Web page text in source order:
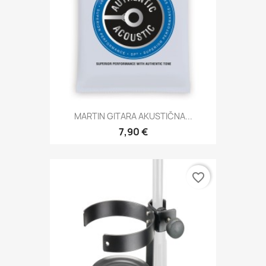
MARTIN GITARA AKUSTIČNA...
7,90 €
favorite_border